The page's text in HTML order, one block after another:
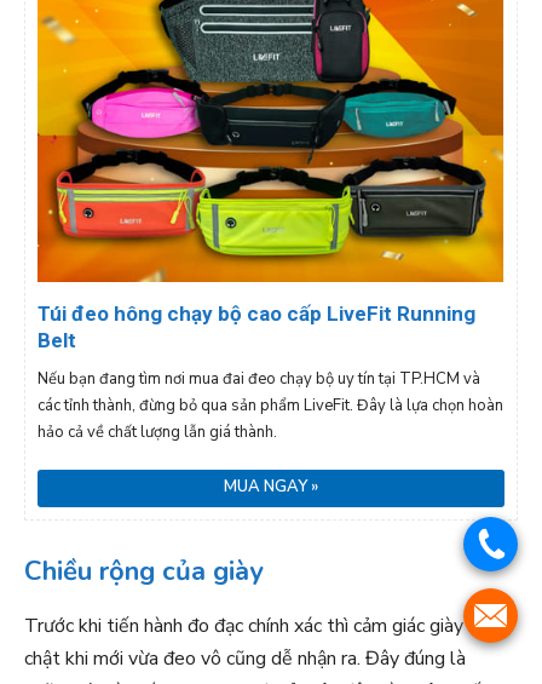
Túi đeo hông chạy bộ cao cấp LiveFit Running
Belt
Nếu bạn đang tìm nơi mua đai đeo chạy bộ uy tín tại TP.HCM và
các tỉnh thành, đừng bỏ qua sản phẩm LiveFit. Đây là lựa chọn hoàn
hảo cả về chất lượng lẫn giá thành.
MUA NGAY »
Chiều rộng của giày
Trước khi tiến hành đo đạc chính xác thì cảm giác giày khá
chật khi mới vừa đeo vô cũng dễ nhận ra. Đây đúng là
.
.